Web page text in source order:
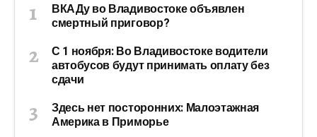
ВКАДу во Владивостоке объявлен
смертный приговор?
С 1 ноября: Во Владивостоке водители
автобусов будут принимать оплату без
сдачи
Здесь нет посторонних: Малоэтажная
Америка в Приморье